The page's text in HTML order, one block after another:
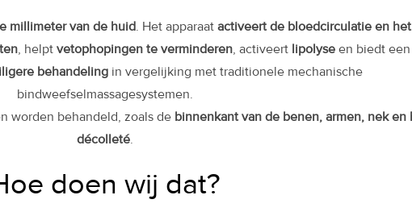
millimeter van de huid. Het apparaat activeert de bloedcirculatie en het
, helpt vetophopingen te verminderen, activeert lipolyseen biedt een
behandelingin vergelijking met traditionele mechanische
bindweefselmassagesystemen.
worden behandeld, zoals de binnenkant van de benen, armen, nek en
décolleté.
doen wij dat?